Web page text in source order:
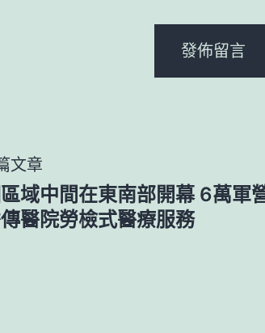
文章
域中間在東南部開幕 6萬軍
醫院勞檢式醫療服務